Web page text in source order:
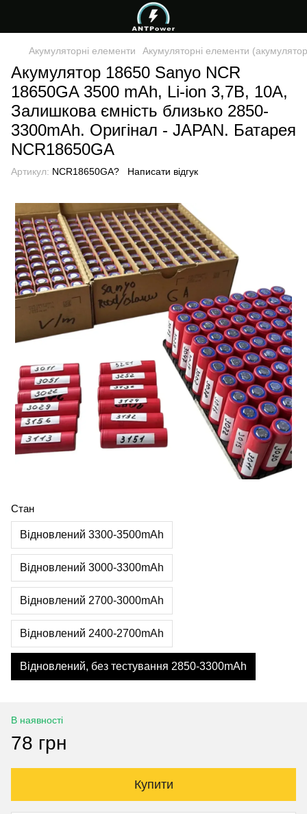
Акумуляторні елементи Акумуляторні елементи
Акумулятор 18650 Sanyo NCR
18650GA 3500 mAh, Li-ion 3,7В, 10A,
Залишкова ємність близько 2850-
3300mAh. Оригінал - JAPAN. Батарея
NCR18650GA
Артикул: NCR18650GA? Написати відгук
Стан
Відновлений 3300-3500mAh
Відновлений 3000-3300mAh
Відновлений 2700-3000mAh
Відновлений 2400-2700mAh
Відновлений, без тестування 2850-3300mAh
В наявності
78 грн
Купити